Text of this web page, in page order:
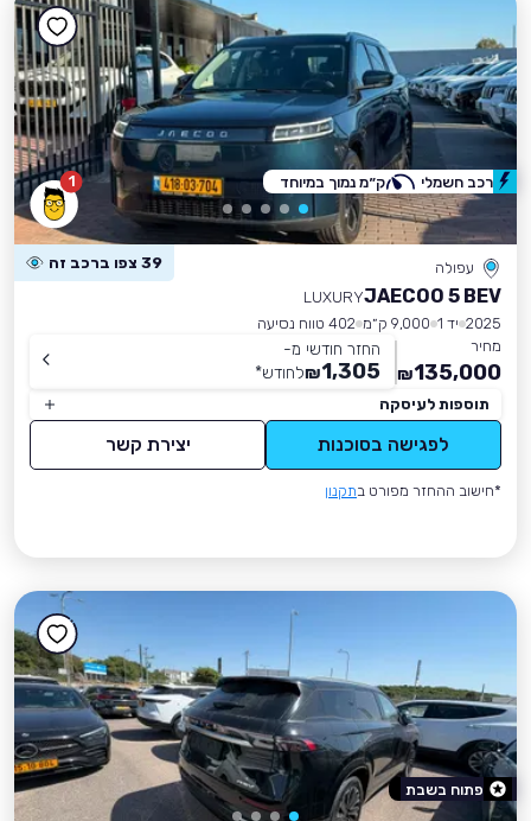
1
עפולה 39 צפו ברכב זה
JAECOO 5 BEV
LUXURY
2025 יד 1 9,000 ק״מ
402 טווח נסיעה
מחיר
135,000
₪
החזר חודשי מ-
1,305
₪לחודש*
תוספות לעיסקה
לפגישה בסוכנות יצירת קשר
*חישוב ההחזר מפורט בתקנון
רכב חשמלי ק״מ נמוך במיוחד
פתוח בשבת